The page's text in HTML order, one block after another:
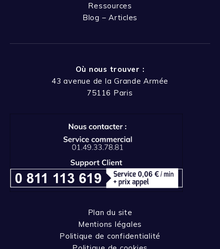
Ressources
Blog – Articles
Où nous trouver :
43 avenue de la Grande Armée
75116 Paris
Plan du site
Mentions légales
Politique de confidentialité